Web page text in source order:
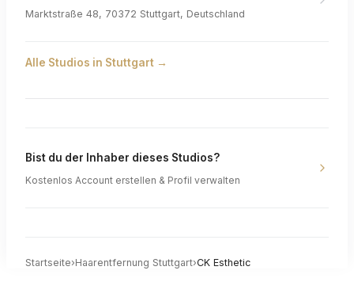
Marktstraße 48, 70372 Stuttgart, Deutschland
Alle Studios in Stuttgart →
Bist du der Inhaber dieses Studios?
Kostenlos Account erstellen & Profil verwalten
Startseite›Haarentfernung Stuttgart›CK Esthetic